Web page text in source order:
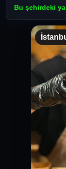
Bu şehirdeki